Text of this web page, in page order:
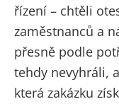
řízení – chtěli
zaměstnanců a
přesně podle
tehdy nevyhráli,
která zakázku